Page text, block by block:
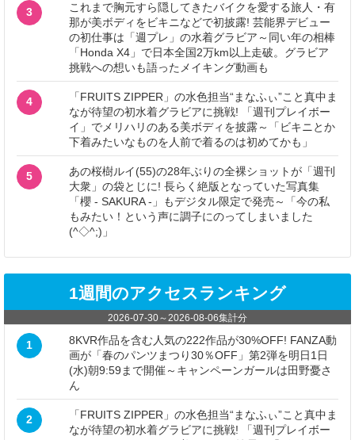
3
これまで胸元すら隠してきたバイクを愛する旅人・有
那が美ボディをビキニなどで初披露! 芸能界デビュー
の初仕事は「週プレ」の水着グラビア～同い年の相棒
「Honda X4」で日本全国2万km以上走破。グラビア
挑戦への想いも語ったメイキング動画も
4
「FRUITS ZIPPER」の水色担当“まなふぃ”こと真中ま
なが待望の初水着グラビアに挑戦! 「週刊プレイボー
イ」でメリハリのある美ボディを披露～「ビキニとか
下着みたいなものを人前で着るのは初めてかも」
5
あの桜樹ルイ(55)の28年ぶりの全裸ショットが「週刊
大衆」の袋とじに! 長らく絶版となっていた写真集
「櫻 - SAKURA -」もデジタル限定で発売～「今の私
もみたい！という声に調子にのってしまいました
(^◇^;)」
1週間のアクセスランキング
2026-07-30～2026-08-06集計分
1
8KVR作品を含む人気の222作品が30%OFF! FANZA動
画が「春のパンツまつり30％OFF」第2弾を明日1日
(水)朝9:59まで開催～キャンペーンガールは田野憂さ
ん
2
「FRUITS ZIPPER」の水色担当“まなふぃ”こと真中ま
なが待望の初水着グラビアに挑戦! 「週刊プレイボー